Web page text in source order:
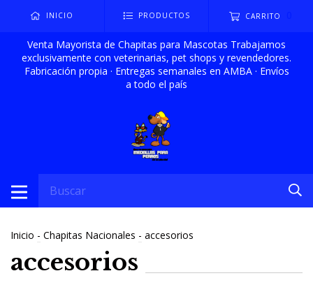
INICIO PRODUCTOS CARRITO
Venta Mayorista de Chapitas para Mascotas Trabajamos
exclusivamente con veterinarias, pet shops y revendedores.
Fabricación propia · Entregas semanales en AMBA · Envíos
a todo el país
Inicio - Chapitas Nacionales - accesorios
accesorios